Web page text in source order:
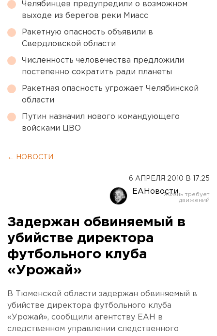
Челябинцев предупредили о возможном
выходе из берегов реки Миасс
Ракетную опасность объявили в
Свердловской области
Численность человечества предложили
постепенно сократить ради планеты
Ракетная опасность угрожает Челябинской
области
Путин назначил нового командующего
войсками ЦВО
← НОВОСТИ
6 АПРЕЛЯ 2010 В 17:25
ЕАНовости
Задержан обвиняемый в
убийстве директора
футбольного клуба
«Урожай»
В Тюменской области задержан обвиняемый в
убийстве директора футбольного клуба
«Урожай», сообщили агентству ЕАН в
следственном управлении следственного